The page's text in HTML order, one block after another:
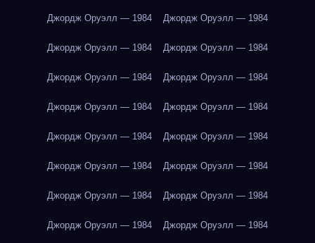
Джордж Оруэлл — 1984 Джордж Оруэлл — 1984
Джордж Оруэлл — 1984 Джордж Оруэлл — 1984
Джордж Оруэлл — 1984 Джордж Оруэлл — 1984
Джордж Оруэлл — 1984 Джордж Оруэлл — 1984
Джордж Оруэлл — 1984 Джордж Оруэлл — 1984
Джордж Оруэлл — 1984 Джордж Оруэлл — 1984
Джордж Оруэлл — 1984 Джордж Оруэлл — 1984
Джордж Оруэлл — 1984 Джордж Оруэлл — 1984